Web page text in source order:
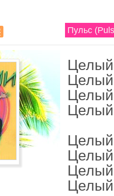
Пульс
Целый
Целый
Целый
Целый
Целый
Целый
Целый
Целый